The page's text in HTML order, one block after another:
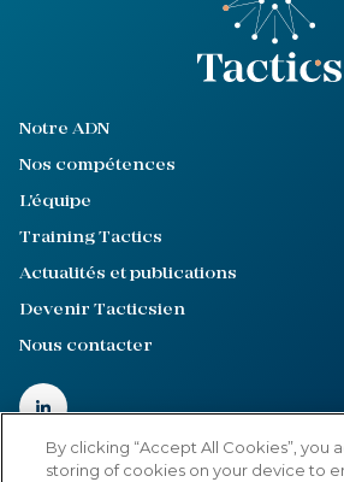
Notre ADN
Nos compétences
L'équipe
Training Tactics
Actualités et publications
Devenir Tacticsien
Nous contacter
By clicking “Accept All Cookies”, you
storing of cookies on your device to